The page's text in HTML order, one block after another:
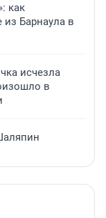
как
из Барнаула в
исчезла
в